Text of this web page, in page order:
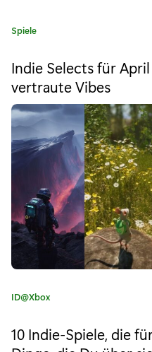
r
i
l
:
i
l
i
K
e
g
o
r
e
:
Spiele
Indie Selects für
vertraute Vibes
K
e
ID@Xbox
10 Indie-Spiele, die